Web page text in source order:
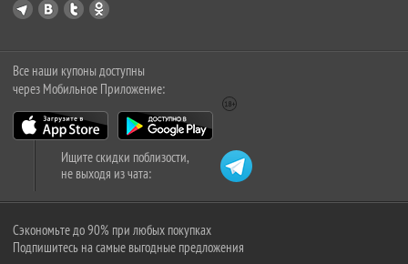
Все наши купоны доступны
через Мобильное Приложение:
Ищите скидки поблизости,
не выходя из чата:
Сэкономьте до 90% при любых покупках
Подпишитесь на самые выгодные предложения